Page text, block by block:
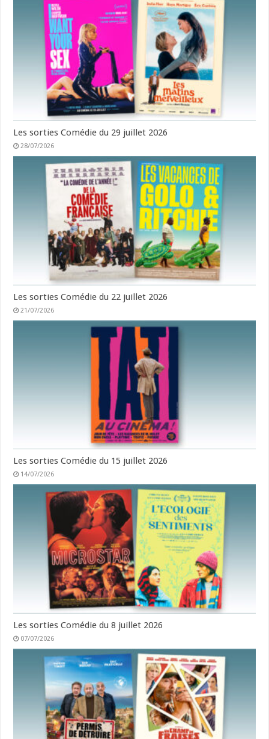
Les sorties Comédie du 29 juillet 2026
28/07/2026
Les sorties Comédie du 22 juillet 2026
21/07/2026
Les sorties Comédie du 15 juillet 2026
14/07/2026
Les sorties Comédie du 8 juillet 2026
07/07/2026